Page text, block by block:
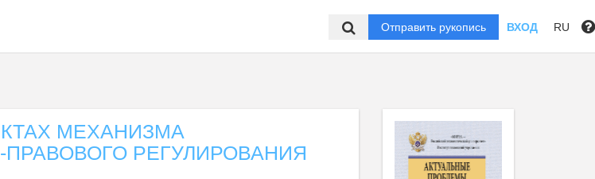
Отправить рукопись ВХОД RU
МЕХАНИЗМА
РЕГУЛИРОВАНИЯ